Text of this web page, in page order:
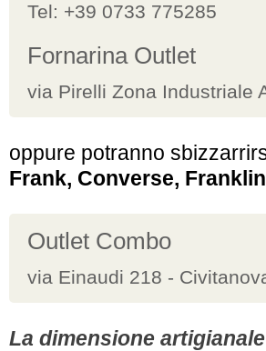
Tel: +39 0733 775285
Fornarina Outlet
via Pirelli Zona Industriale
oppure potranno
Frank, Converse,
Outlet Combo
via Einaudi 218 -
La dimensione